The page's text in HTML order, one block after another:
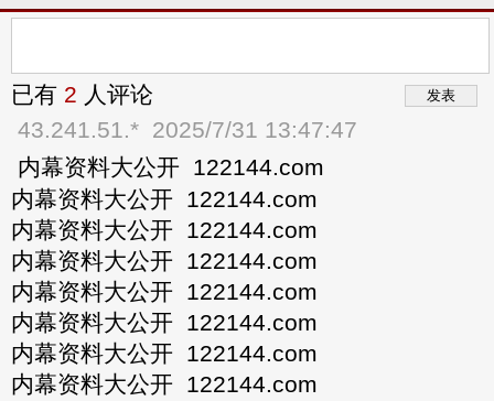
已有 2 人评论
43.241.51.* 2025/7/31 13:47:47
内幕资料大公开 122144.com
内幕资料大公开 122144.com
内幕资料大公开 122144.com
内幕资料大公开 122144.com
内幕资料大公开 122144.com
内幕资料大公开 122144.com
内幕资料大公开 122144.com
内幕资料大公开 122144.com